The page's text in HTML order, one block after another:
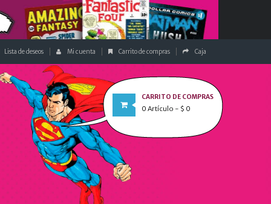
Lista de deseos Mi cuenta Carrito de compras Caja
CARRITO DE COMPRAS
0 Artículo - $ 0